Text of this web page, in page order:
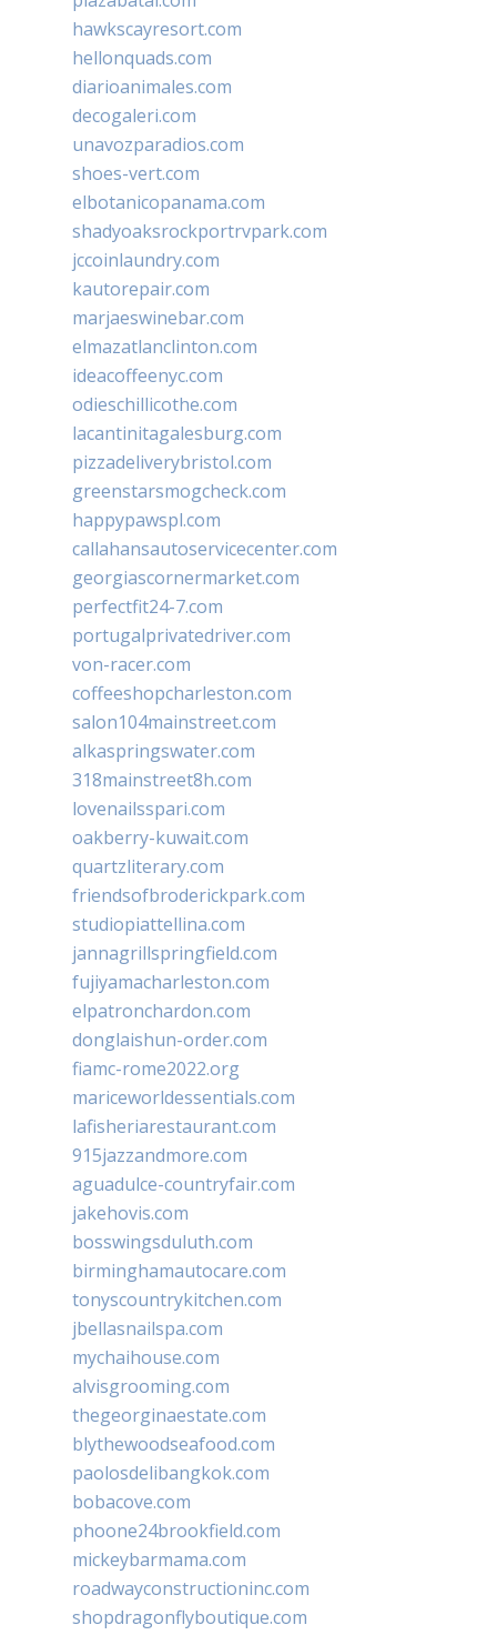
hawkscayresort.com
hellonquads.com
diarioanimales.com
decogaleri.com
unavozparadios.com
shoes-vert.com
elbotanicopanama.com
shadyoaksrockportrvpark.com
jccoinlaundry.com
kautorepair.com
marjaeswinebar.com
elmazatlanclinton.com
ideacoffeenyc.com
odieschillicothe.com
lacantinitagalesburg.com
pizzadeliverybristol.com
greenstarsmogcheck.com
happypawspl.com
callahansautoservicecenter.com
georgiascornermarket.com
perfectfit24-7.com
portugalprivatedriver.com
von-racer.com
coffeeshopcharleston.com
salon104mainstreet.com
alkaspringswater.com
318mainstreet8h.com
lovenailsspari.com
oakberry-kuwait.com
quartzliterary.com
friendsofbroderickpark.com
studiopiattellina.com
jannagrillspringfield.com
fujiyamacharleston.com
elpatronchardon.com
donglaishun-order.com
fiamc-rome2022.org
mariceworldessentials.com
lafisheriarestaurant.com
915jazzandmore.com
aguadulce-countryfair.com
jakehovis.com
bosswingsduluth.com
birminghamautocare.com
tonyscountrykitchen.com
jbellasnailspa.com
mychaihouse.com
alvisgrooming.com
thegeorginaestate.com
blythewoodseafood.com
paolosdelibangkok.com
bobacove.com
phoone24brookfield.com
mickeybarmama.com
roadwayconstructioninc.com
shopdragonflyboutique.com